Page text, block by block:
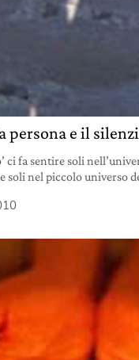
persona e il
ci fa sentire soli
soli nel piccolo universo